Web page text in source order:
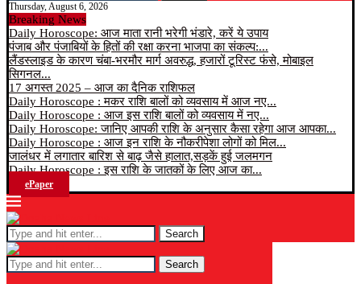
Thursday, August 6, 2026
Breaking News
Daily Horoscope: आज माता रानी भरेगी भंडारे, करें ये उपाय
पंजाब और पंजाबियों के हितों की रक्षा करना भाजपा का संकल्प:...
लैंडस्लाइड के कारण चंबा-भरमौर मार्ग अवरुद्ध, हजारों टूरिस्ट फंसे, मोबाइल
सिगनल...
17 अगस्त 2025 – आज का दैनिक राशिफल
Daily Horoscope : मकर राशि बालों को व्यवसाय में आज नए...
Daily Horoscope : आज इस राशि बालों को व्यवसाय में नए...
Daily Horoscope: जानिए आपकी राशि के अनुसार कैसा रहेगा आज आपका...
Daily Horoscope : आज इन राशि के नौकरीपेशा लोगों को मिल...
जालंधर में लगातार बारिश से बाढ़ जैसे हालात,सड़कें हुई जलमगन
Daily Horoscope : इस राशि के जातकों के लिए आज का...
ePaper
Search
Search